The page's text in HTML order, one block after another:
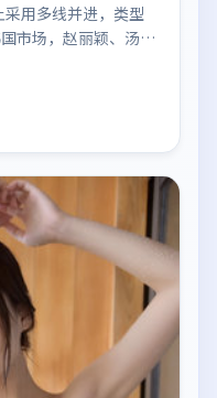
用多线并进，类型
市场，赵丽颖、汤
色推动关键反转，结